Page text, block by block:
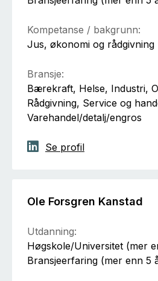
Kompetanse / bakgrunn:
Jus, økonomi og rådgivning
Bransje:
Bærekraft, Helse, Industri,
Rådgivning, Service og
Varehandel/detalj/engros
Se profil
Ole Forsgren Kanstad
Utdanning:
Høgskole/Universitet (mer
Bransjeerfaring (mer enn 5